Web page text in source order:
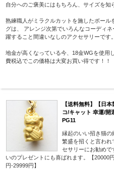
自分へのご褒美にはもちろん、サイズを知
熟練職人がミラクルカットを施したボー
グは、 アレンジ次第でいろんなコーディ
躍すること間違いなしのアクセサリーです。
地金が高くなっている今、18金WGを使用
費税込でこの価格は大変お買い得です！！
【送料無料】【日
コ/キャット 幸運/
PG11
縁起のいい招き猫の
繁盛を招くと言われ
セサリーにお勧めで
いのプレゼントにも喜ばれます。【20000
円-29999円】